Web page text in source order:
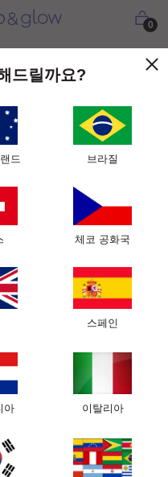
0
숙면
하세요
드릴까요?
드 브라질
체코 공화국
스페인
아 이탈리아